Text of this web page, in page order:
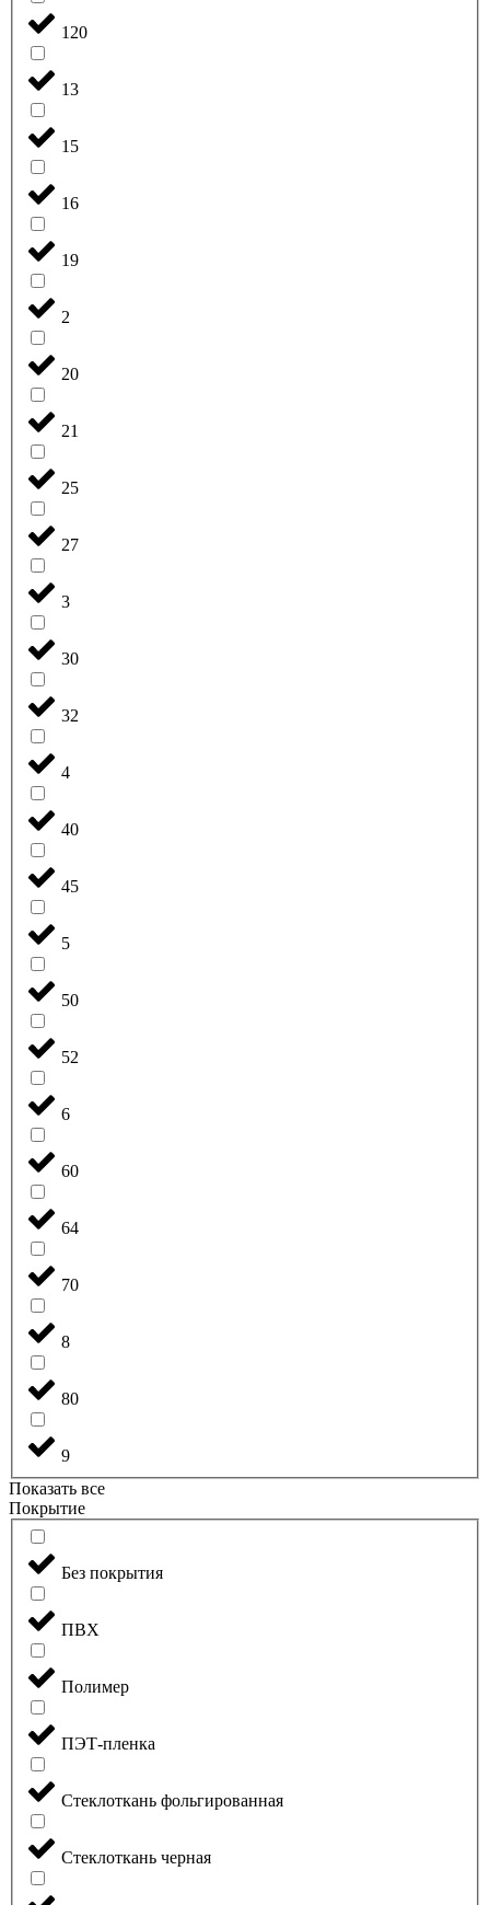
120
13
15
16
19
2
20
21
25
27
3
30
32
4
40
45
5
50
52
6
60
64
70
8
80
9
Показать все
Покрытие
Без покрытия
ПВХ
Полимер
ПЭТ-пленка
Стеклоткань фольгированная
Стеклоткань черная